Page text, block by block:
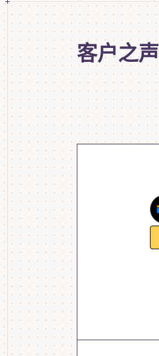
客户之声